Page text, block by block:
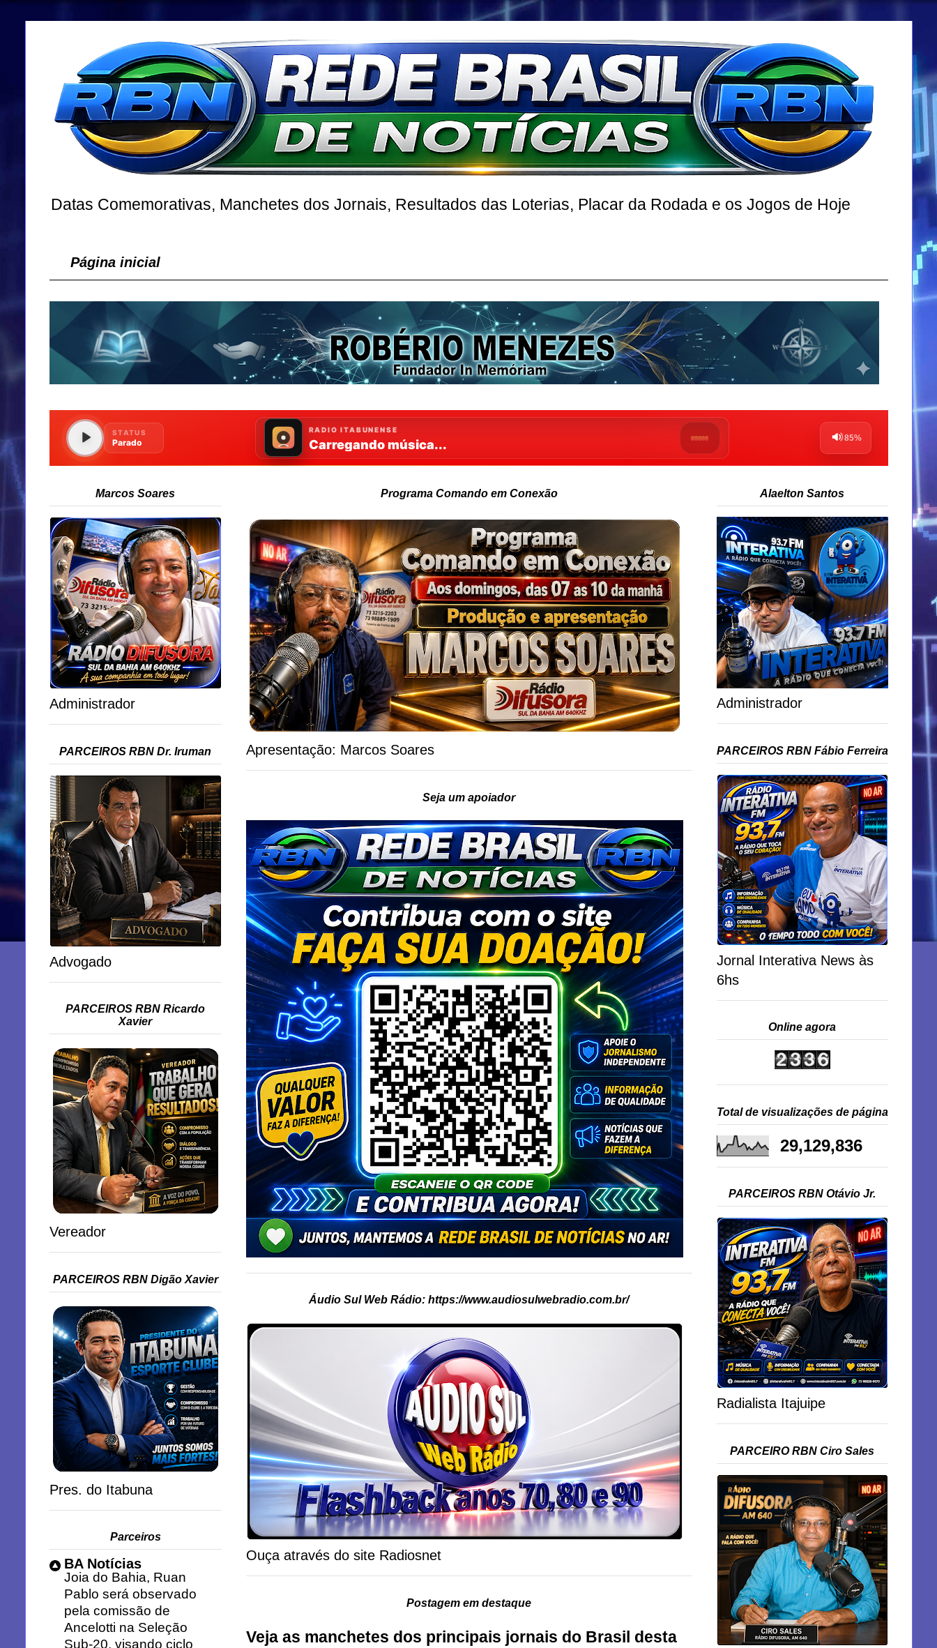
Datas Comemorativas, Manchetes dos Jornais, Resultados das Loterias, Placar da Rodada e os Jogos de Hoje
Página inicial
Programa Comando em Conexão
Apresentação: Marcos Soares
Seja um apoiador
Áudio Sul Web Rádio: https://www.audiosulwebradio.com.br/
Ouça através do site Radiosnet
Postagem em destaque
Veja as manchetes dos principais jornais do Brasil desta
Marcos Soares
Administrador
PARCEIROS RBN Dr. Iruman
Advogado
PARCEIROS RBN Ricardo
Xavier
Vereador
PARCEIROS RBN Digão Xavier
Pres. do Itabuna
Parceiros
BA Notícias
Joia do Bahia, Ruan
Pablo será observado
pela comissão de
Ancelotti na Seleção
Sub-20, visando ciclo
Alaelton Santos
Administrador
PARCEIROS RBN Fábio Ferreira
Jornal Interativa News às
6hs
Online agora
Total de visualizações de página
29,129,836
PARCEIROS RBN Otávio Jr.
Radialista Itajuipe
PARCEIRO RBN Ciro Sales